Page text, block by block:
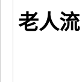
老人